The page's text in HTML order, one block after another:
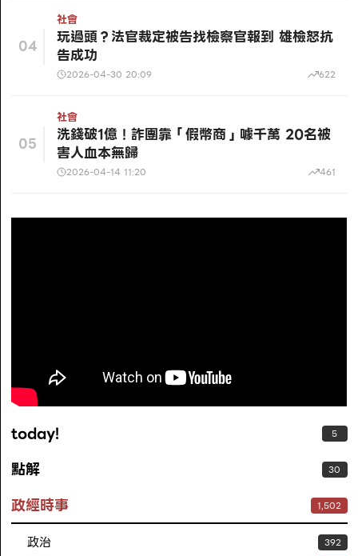
04
社會
玩過頭？法官裁定被告找檢察官報到 雄檢怒抗
告成功
2026-04-30 20:09 622
05
社會
洗錢破1億！詐團靠「假幣商」噱千萬 20名被
害人血本無歸
2026-04-14 11:20 461
today! 5
點解 30
政經時事 1,502
政治 392